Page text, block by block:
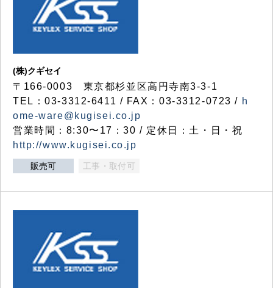
(株)クギセイ
〒166-0003 東京都杉並区高円寺南3-3-1
TEL：03-3312-6411 / FAX：03-3312-0723 / h
ome-ware@kugisei.co.jp
営業時間：8:30〜17：30 / 定休日：土・日・祝
http://www.kugisei.co.jp
販売可 工事・取付可